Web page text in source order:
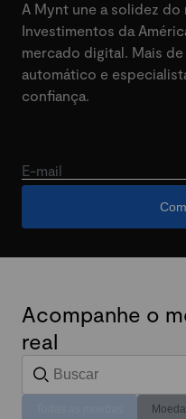
A Mynt une a solidez do
Investimentos da
mercado digital. Mais
automático e
confiança.
E-mail
Acompanhe o
real